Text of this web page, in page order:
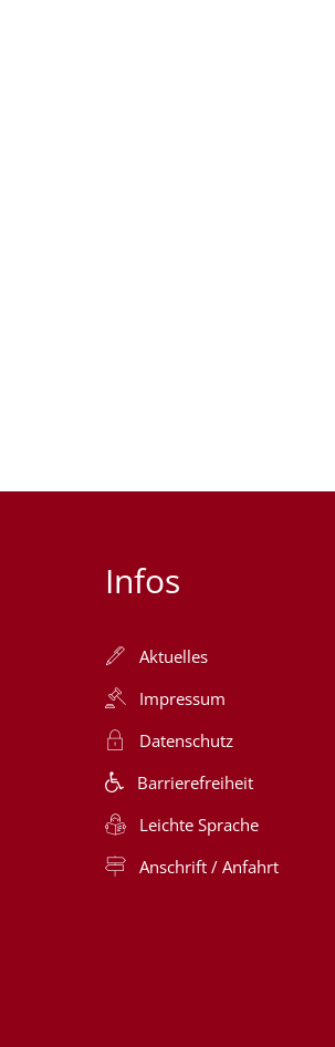
Infos
Aktuelles
Impressum
Datenschutz
Barrierefreiheit
Leichte Sprache
Anschrift / Anfahrt